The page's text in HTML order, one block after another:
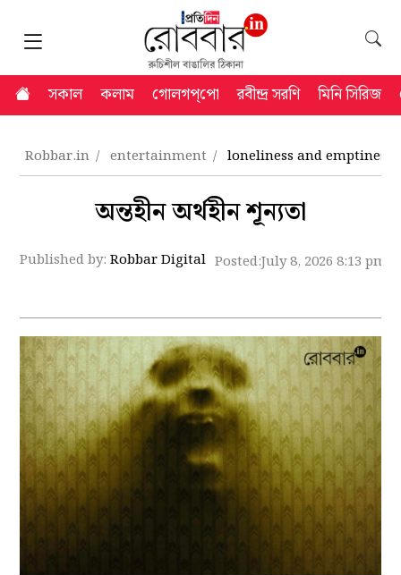
সকাল কলাম গোলগপ্‌পো রবীন্দ্র সরণি মিনি সিরিজ
Robbar.in entertainment loneliness and
অন্তহীন অর্থহীন শূন্যতা
Published by:Robbar Digital Posted:July 8, 2026 8:13 pm